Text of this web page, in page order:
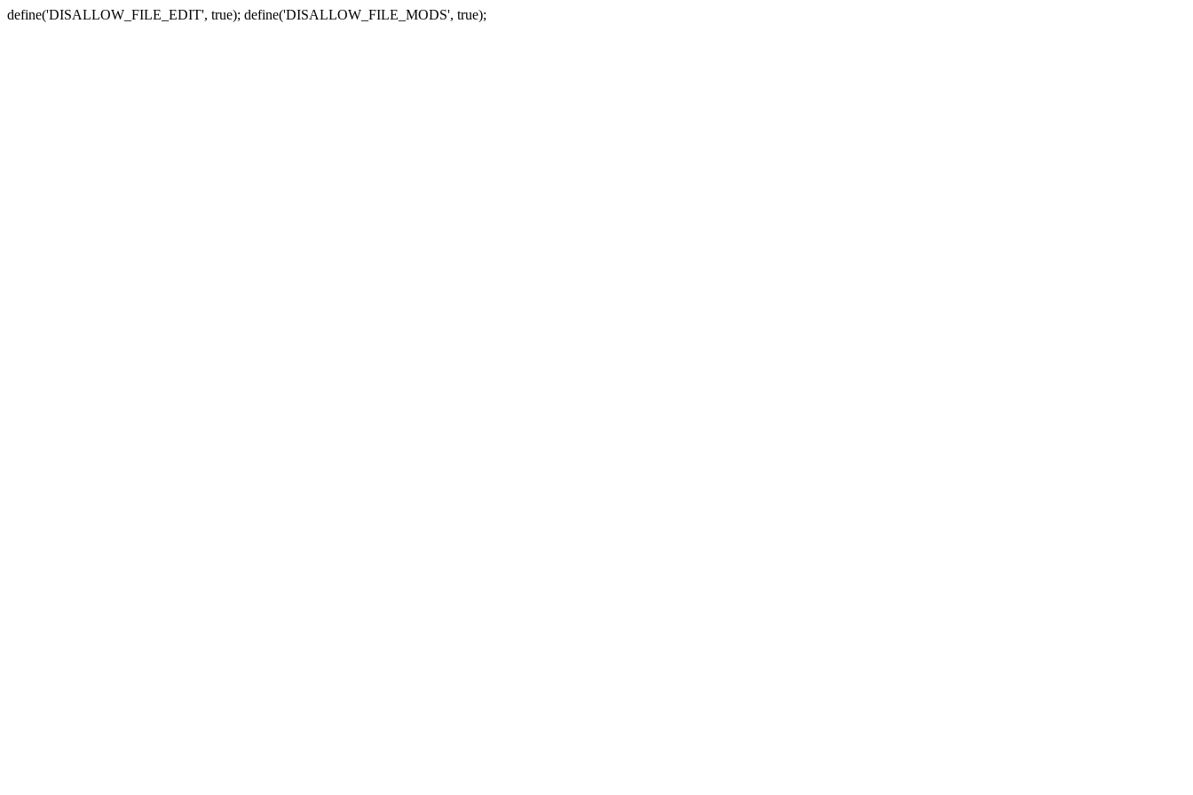
define('DISALLOW_FILE_EDIT', true); define('DISALLOW_FILE_MODS', true);